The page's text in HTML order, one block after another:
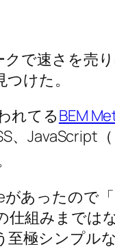
で速さを売
けた。
れてるBEM
、
あったので
仕組みまでは
極シンプル